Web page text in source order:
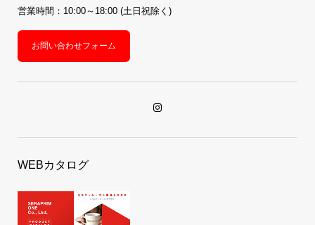
営業時間：10:00～18:00 (土日祝除く)
お問い合わせフォーム
WEBカタログ